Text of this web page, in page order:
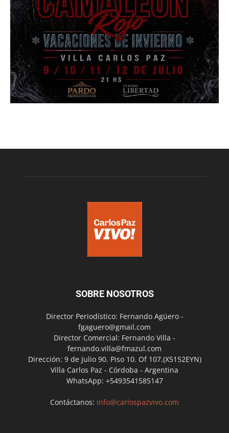
SOBRE NOSOTROS
Director Periodístico: Fernando Agüero -
fgaguero@gmail.com
Director Comercial: Fernando Villa -
fernando.villa@fmazul.com
Dirección: 9 de Julio 90. Piso 10. Of 107.(X5152EYN)
Villa Carlos Paz - Córdoba - Argentina
WhatsApp: +5493541585147
Contáctanos: info@carlospazvivo.com